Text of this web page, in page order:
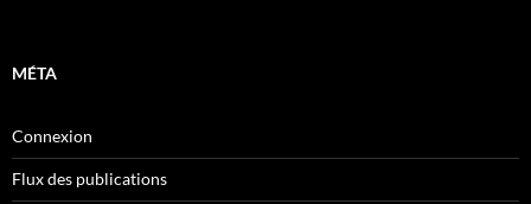
MÉTA
Connexion
Flux des publications